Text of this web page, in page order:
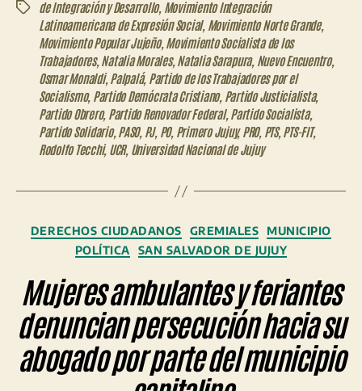
Etiquetasde Integración y Desarrollo, Movimiento Integración
Latinoamericana de Expresión Social, Movimiento Norte Grande,
Movimiento Popular Jujeño, Movimiento Socialista de los
Trabajadores, Natalia Morales, Natalia Sarapura, Nuevo Encuentro,
Osmar Monaldi, Palpalá, Partido de los Trabajadores por el
Socialismo, Partido Demócrata Cristiano, Partido Justicialista,
Partido Obrero, Partido Renovador Federal, Partido Socialista,
Partido Solidario, PASO, PJ, PO, Primero Jujuy,PRO, PTS, PTS-FIT,
Rodolfo Tecchi, UCR, Universidad Nacional de Jujuy
Categorías
DERECHOS CIUDADANOS GREMIALES
MUNICIPIO
POLÍTICA
SAN SALVADOR DE JUJUY
Mujeres ambulantes y feriantes
denuncian persecución hacia su
abogado por parte del municipio